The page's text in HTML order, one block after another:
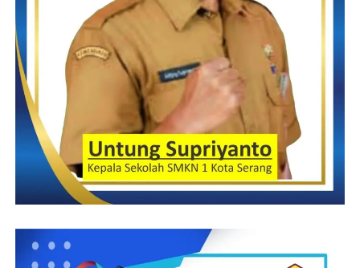
Kita bercermin counter back dari Pemprov Jabar, sekalipun
Cianjur di guncang Bencana Longsor, tetapi Destinasi Wisata
Puncak tetap ramai dikunjungi oleh Wisatawan pada Libur Natal
dan Tahun Baru 2023 yang baru lalu.” Tukas Rezqi.
(YEN/RG)
Post Views: 20